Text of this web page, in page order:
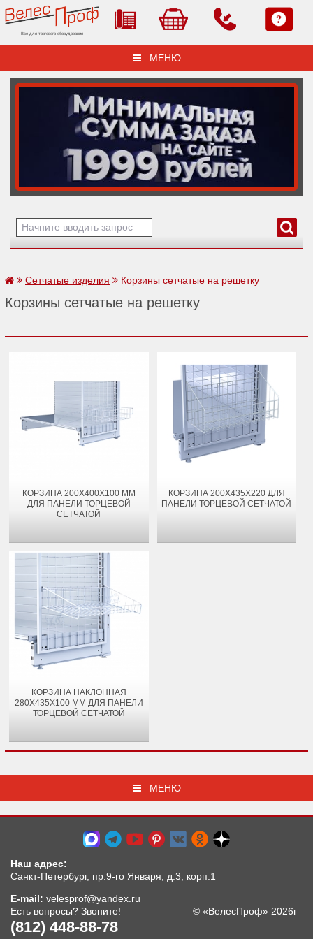
Все для торгового оборудования
МЕНЮ
Сетчатые изделия Корзины сетчатые на решетку
Корзины сетчатые на решетку
КОРЗИНА 200Х400Х100 ММ
ДЛЯ ПАНЕЛИ ТОРЦЕВОЙ
СЕТЧАТОЙ
КОРЗИНА 200Х435Х220 ДЛЯ
ПАНЕЛИ ТОРЦЕВОЙ СЕТЧАТОЙ
КОРЗИНА НАКЛОННАЯ
280Х435Х100 ММ ДЛЯ ПАНЕЛИ
ТОРЦЕВОЙ СЕТЧАТОЙ
МЕНЮ
Наш адрес:
Санкт-Петербург, пр.9-го Января, д.3, корп.1
E-mail: velesprof@yandex.ru
Есть вопросы? Звоните!
(812) 448-88-78
© «ВелесПроф» 2026г